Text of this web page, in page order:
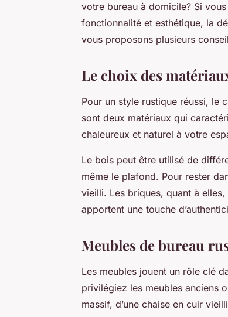
votre bureau à domicile? Si
fonctionnalité et esthétique, la
vous proposons plusieurs
Le choix des
Pour un style rustique réussi, le
sont deux matériaux qui
chaleureux et naturel à votre
Le bois peut être utilisé de
même le plafond. Pour rester
vieilli. Les briques, quant à
apportent une touche
Meubles de bureau
Les meubles jouent un rôle clé
privilégiez les meubles anciens
massif, d’une chaise en cuir